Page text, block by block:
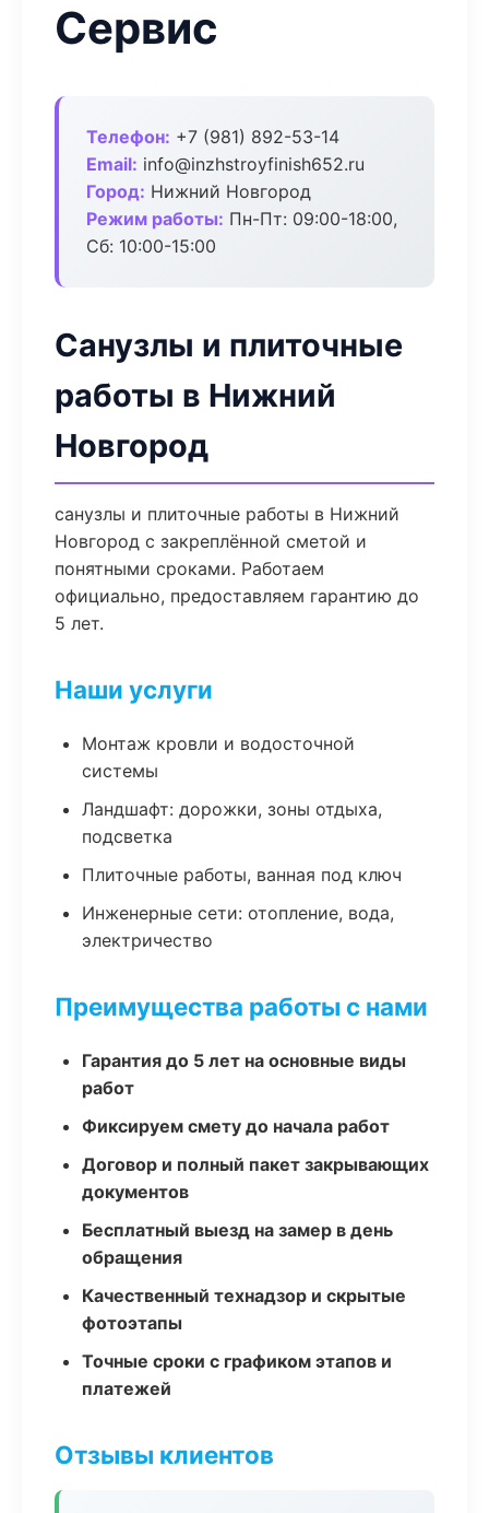
Сервис
Телефон: +7 (981) 892-53-14
Email: info@inzhstroyfinish652.ru
Город: Нижний Новгород
Режим работы: Пн-Пт: 09:00-18:00,
Сб: 10:00-15:00
Санузлы и плиточные
работы в Нижний
Новгород
санузлы и плиточные работы в Нижний
Новгород с закреплённой сметой и
понятными сроками. Работаем
официально, предоставляем гарантию до
5 лет.
Наши услуги
Монтаж кровли и водосточной
системы
Ландшафт: дорожки, зоны отдыха,
подсветка
Плиточные работы, ванная под ключ
Инженерные сети: отопление, вода,
электричество
Преимущества работы с нами
Гарантия до 5 лет на основные виды
работ
Фиксируем смету до начала работ
Договор и полный пакет закрывающих
документов
Бесплатный выезд на замер в день
обращения
Качественный технадзор и скрытые
фотоэтапы
Точные сроки с графиком этапов и
платежей
Отзывы клиентов